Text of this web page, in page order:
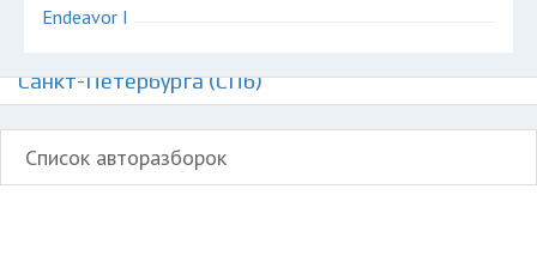
Endeavor I
Санкт-Петербурга (СПб)
Список авторазборок